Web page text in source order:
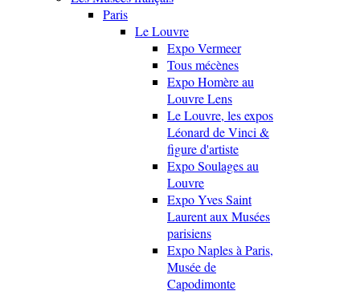
Paris
Le Louvre
Expo Vermeer
Tous mécènes
Expo Homère au
Louvre Lens
Le Louvre, les expos
Léonard de Vinci &
figure d'artiste
Expo Soulages au
Louvre
Expo Yves Saint
Laurent aux Musées
parisiens
Expo Naples à Paris,
Musée de
Capodimonte